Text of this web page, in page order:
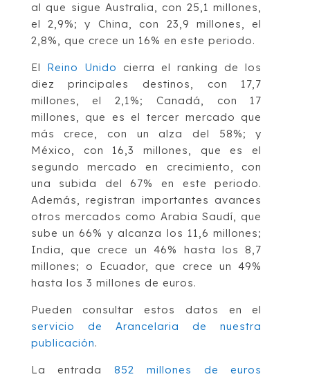
al que sigue Australia, con 25,1 millones,
el 2,9%; y China, con 23,9 millones, el
2,8%, que crece un 16% en este periodo.
El Reino Unido
cierra el ranking de los
diez principales destinos, con 17,7
millones, el 2,1%; Canadá, con 17
millones, que es el tercer mercado que
más crece, con un alza del 58%; y
México, con 16,3 millones, que es el
segundo mercado en crecimiento, con
una subida del 67% en este periodo.
Además, registran importantes avances
otros mercados como Arabia Saudí, que
sube un 66% y alcanza los 11,6 millones;
India, que crece un 46% hasta los 8,7
millones; o Ecuador, que crece un 49%
hasta los 3 millones de euros.
Pueden consultar estos datos en el
servicio de Arancelaria de nuestra
publicación.
La entrada852 millones de euros